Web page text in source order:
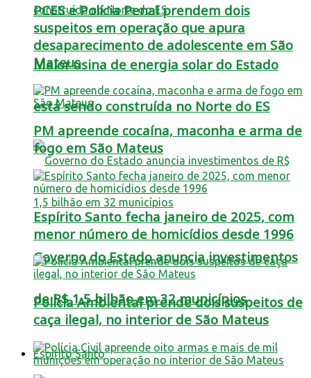
Maior usina de energia solar do Estado
está sendo construída no Norte do ES
Governo do Estado anuncia investimentos
de R$ 1,5 bilhão em 32 municípios
Espírito Santo
PCES e Polícia Penal prendem dois
suspeitos em operação que apura
desaparecimento de adolescente em São
Mateus
PM apreende cocaína, maconha e arma de
fogo em São Mateus
Espírito Santo fecha janeiro de 2025, com
menor número de homicídios desde 1996
Polícia Ambiental prende dois suspeitos de
caça ilegal, no interior de São Mateus